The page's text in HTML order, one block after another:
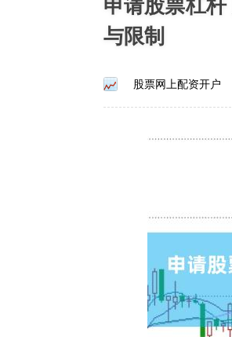
申请股票杠
与限制
股票网上配资开户